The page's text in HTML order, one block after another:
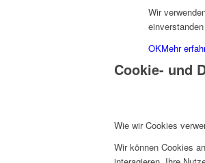
Wir
OKMehr
Cookie- und
Wie wir Cookies
Wir können Cookies